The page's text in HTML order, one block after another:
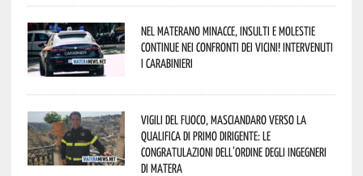
Nel materano minacce, insulti e molestie
continue nei confronti dei vicini! Intervenuti
i Carabinieri
Vigili del Fuoco, Masciandaro verso la
qualifica di Primo Dirigente: le
congratulazioni dell’Ordine degli Ingegneri
di Matera